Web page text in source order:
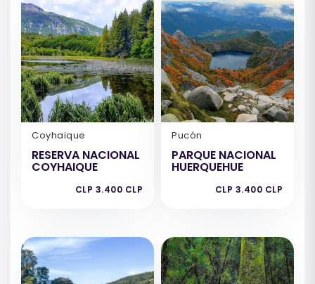
Coyhaique
RESERVA NACIONAL
COYHAIQUE
CLP 3.400 CLP
Pucón
PARQUE NACIONAL
HUERQUEHUE
CLP 3.400 CLP